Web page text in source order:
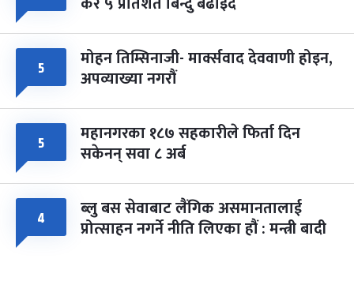
५ मोहन तिम्सिनाजी- मार्क्सवाद देववाणी होइन,
अपव्याख्या नगरौं
५ महानगरका १८७ सहकारीले फिर्ता दिन
सकेनन् सवा ८ अर्ब
४ ब्लु बस सेवाबाट लैंगिक असमानतालाई
प्रोत्साहन नगर्ने नीति लिएका हौं : मन्त्री बादी